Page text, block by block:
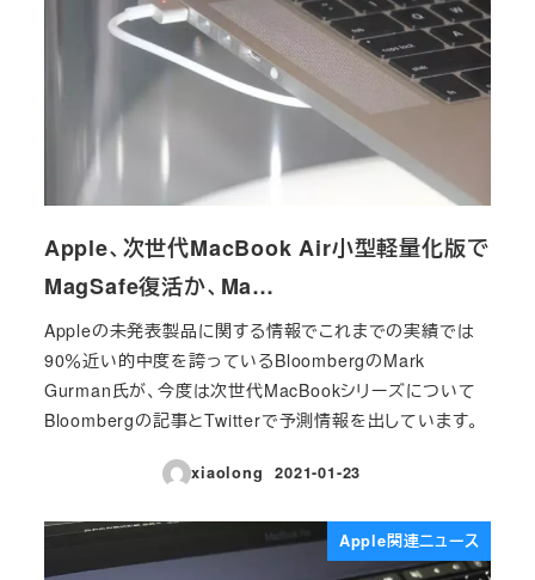
Apple、次世代MacBook Air小型軽量化版で
MagSafe復活か、Ma…
Appleの未発表製品に関する情報でこれまでの実績では
90％近い的中度を誇っているBloombergのMark
Gurman氏が、今度は次世代MacBookシリーズについて
Bloombergの記事とTwitterで予測情報を出しています。
xiaolong
投稿日
2021-01-23
Apple関連ニュース